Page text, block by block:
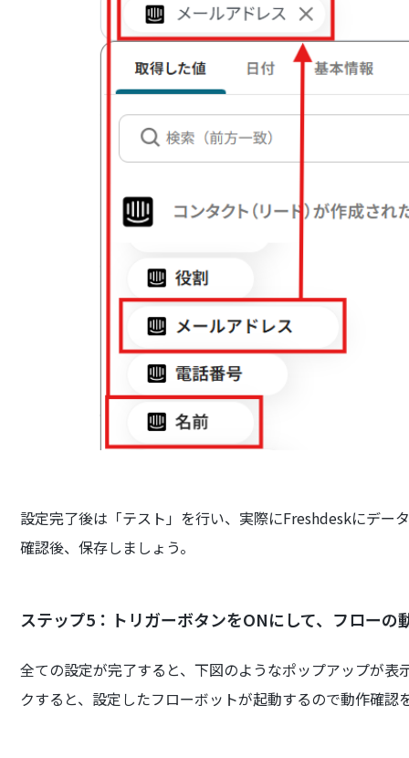
設定完了後は「テスト」を行い、実際にFreshdeskにデー
確認後、保存しましょう。
ステップ5：トリガーボタンをONにして、フローの
全ての設定が完了すると、下図のようなポップアップが
クすると、設定したフローボットが起動するので動作確認